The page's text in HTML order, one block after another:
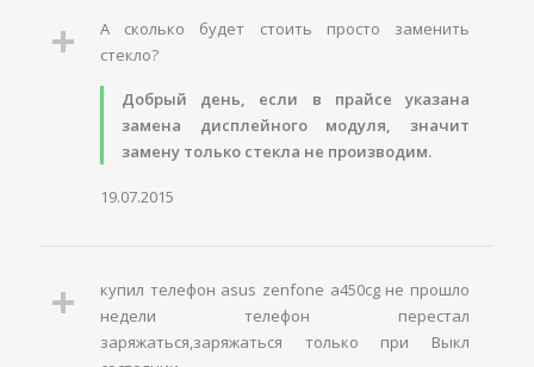
А сколько будет стоить просто заменить
стекло?
Добрый день, если в прайсе указана
замена дисплейного модуля, значит
замену только стекла не производим.
19.07.2015
купил телефон asus zenfone a450cg не прошло
недели телефон перестал
заряжаться,заряжаться только при Выкл